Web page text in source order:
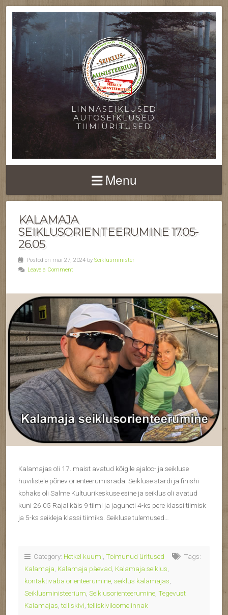
LINNASEIKLUSED
AUTOSEIKLUSED
TIIMIÜRITUSED
Menu
KALAMAJA
SEIKLUSORIENTEERUMINE 17.05-
26.05
Posted on mai 27, 2024 by Seiklusminister
Leave a Comment
Kalamajas oli 17. maist avatud kõigile ajaloo- ja seikluse
huvilistele põnev orienteerumisrada. Seikluse stardi ja finishi
kohaks oli Salme Kultuurikeskuse esine ja seiklus oli avatud
kuni 26.05 Rajal käis 9 tiimi ja jaguneti 4-ks pere klassi tiimisk
ja 5-ks seikleja klassi tiimiks. Seikluse tulemused…
Category: Hetkel kuum! Toimunud üritused
Tags:
Kalamaja Kalamaja päevad Kalamaja seiklus
kontaktivaba orienteerumine seiklus kalamajas
Seiklusministeerium Seiklusorienteerumine Tegevust
Kalamajas ,telliskivi ,telliskiviloomelinnak